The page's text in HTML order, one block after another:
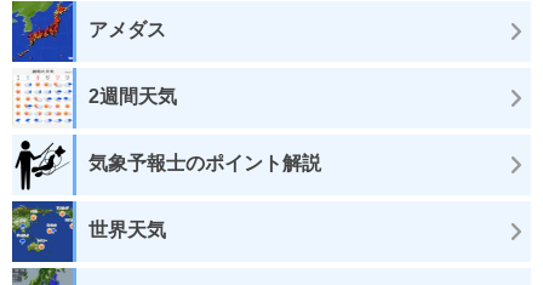
アメダス
2週間天気
気象予報士のポイント解説
世界天気